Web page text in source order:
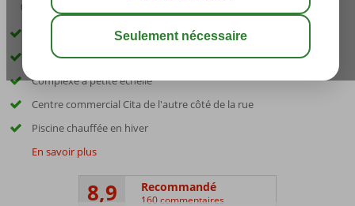
04:20 sauver
Hébergement réservé aux adultes; l'âge minimum est de 18 ans
Situé à Playa del Ingles
Complexe à petite échelle
Centre commercial Cita de l'autre côté de la rue
Piscine chauffée en hiver
En savoir plus
8,9 Recommandé
160 commentaires